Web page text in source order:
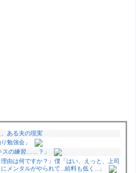
ある夫の現実
勉強会」
スの練習……？」
由は何ですか？」僕「はい、えっと、上司
メンタルがやられて...給料も低く...」